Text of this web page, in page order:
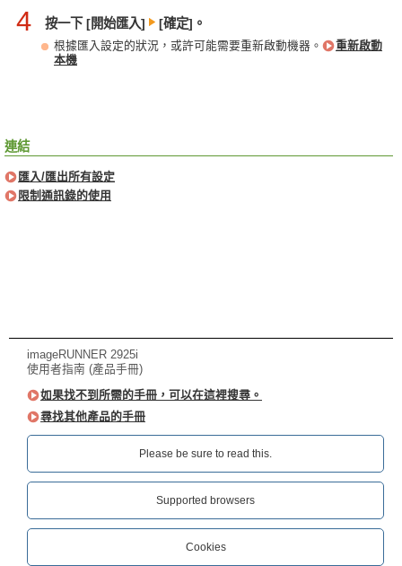
4 按一下 [開始匯入] [確定]。
根據匯入設定的狀況，或許可能需要重新啟動機器。
重新啟動
本機
連結
匯入/匯出所有設定
限制通訊錄的使用
imageRUNNER 2925i
使用者指南 (產品手冊)
如果找不到所需的手冊，可以在這裡搜尋。
尋找其他產品的手冊
Please be sure to read this.‎
Supported browsers
Cookies